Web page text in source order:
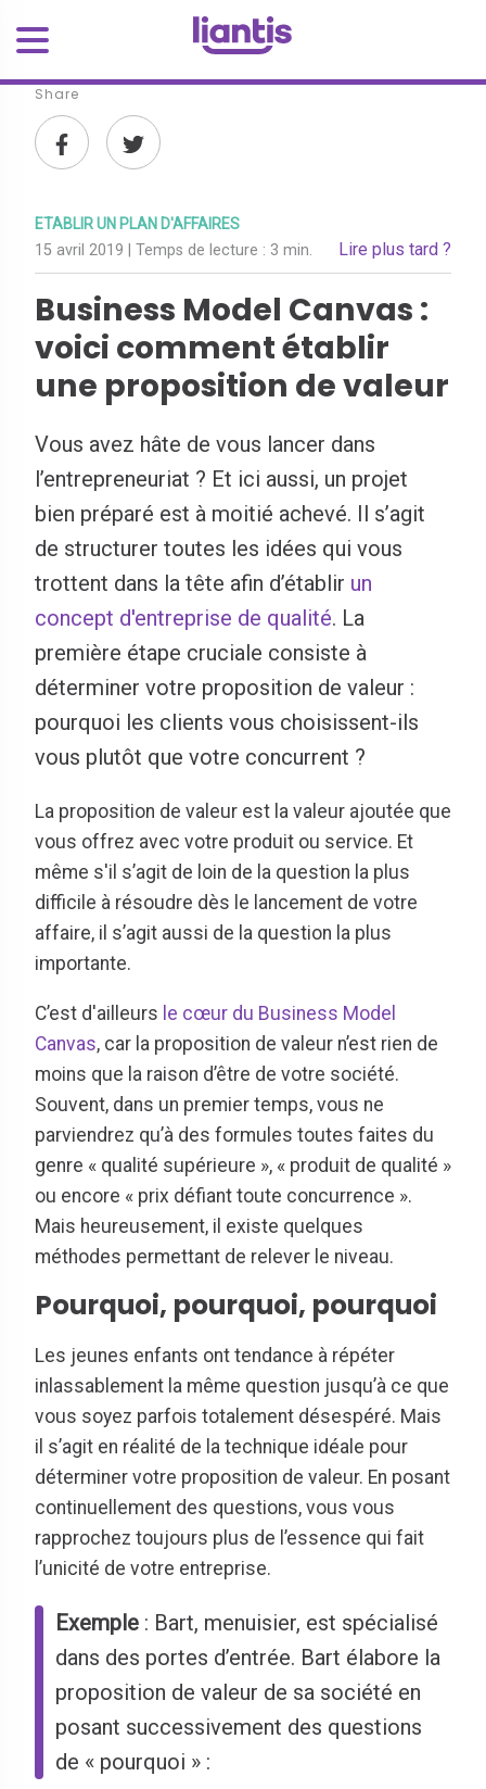
Share
ETABLIR UN PLAN D'AFFAIRES
15 avril 2019 | Temps de lecture : 3 min. Lire plus tard ?
Business Model Canvas :
voici comment établir
une proposition de valeur
Vous avez hâte de vous lancer dans
l’entrepreneuriat ? Et ici aussi, un projet
bien préparé est à moitié achevé. Il s’agit
de structurer toutes les idées qui vous
trottent dans la tête afin d’établir un
concept d'entreprise de qualité. La
première étape cruciale consiste à
déterminer votre proposition de valeur :
pourquoi les clients vous choisissent-ils
vous plutôt que votre concurrent ?
La proposition de valeur est la valeur ajoutée que
vous offrez avec votre produit ou service. Et
même s'il s’agit de loin de la question la plus
difficile à résoudre dès le lancement de votre
affaire, il s’agit aussi de la question la plus
importante.
C’est d'ailleurs le cœur du Business Model
Canvas, car la proposition de valeur n’est rien de
moins que la raison d’être de votre société.
Souvent, dans un premier temps, vous ne
parviendrez qu’à des formules toutes faites du
genre « qualité supérieure », « produit de qualité »
ou encore « prix défiant toute concurrence ».
Mais heureusement, il existe quelques
méthodes permettant de relever le niveau.
Pourquoi, pourquoi, pourquoi
Les jeunes enfants ont tendance à répéter
inlassablement la même question jusqu’à ce que
vous soyez parfois totalement désespéré. Mais
il s’agit en réalité de la technique idéale pour
déterminer votre proposition de valeur. En posant
continuellement des questions, vous vous
rapprochez toujours plus de l’essence qui fait
l’unicité de votre entreprise.
Exemple : Bart, menuisier, est spécialisé
dans des portes d’entrée. Bart élabore la
proposition de valeur de sa société en
posant successivement des questions
de « pourquoi » :